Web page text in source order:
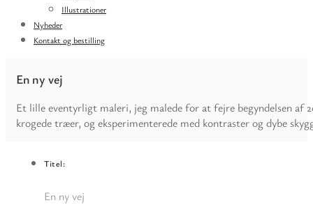
Illustrationer
Nyheder
Kontakt og bestilling
En ny vej
Et lille eventyrligt maleri, jeg malede for at fejre begyndelsen af
krogede træer, og eksperimenterede med kontraster og dybe
Titel:
En ny vej